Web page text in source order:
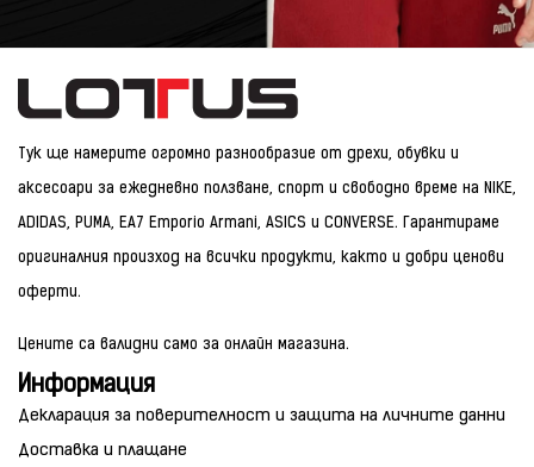
Тук ще намерите огромно разнообразие от дрехи, обувки и
аксесоари за ежедневно ползване, спорт и свободно време на NIKE,
ADIDAS, PUMA, EA7 Emporio Armani, ASICS и CONVERSE. Гарантираме
оригиналния произход на всички продукти, както и добри ценови
оферти.
Цените са валидни само за онлайн магазина.
Информация
Декларация за поверителност и защита на личните данни
Доставка и плащане